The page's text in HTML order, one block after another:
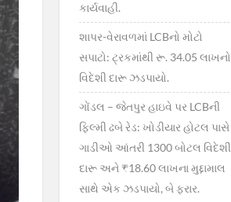
કાર્યવાહી.
શાપર-વેરાવળમાં LCBનો મોટો
સપાટો: ટ્રકમાંથી રૂ. 34.05 લાખનો
વિદેશી દારૂ ઝડપાયો.
ગોંડલ – જેતપુર હાઇવે પર LCBની
ફિલ્મી ઢબે રેડ: ખોડીયાર હોટલ પાસે
ગાડીઓ આંતરી 1300 બોટલ વિદેશી
દારૂ અને ₹18.60 લાખના મુદ્દામાલ
સાથે એક ઝડપાયો, બે ફરાર.